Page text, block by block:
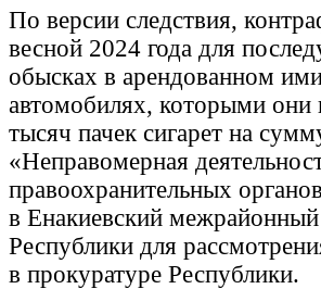
По версии следствия,
весной 2024 года для
обысках в арендованном
автомобилях, которыми они
тысяч пачек сигарет на
«Неправомерная
правоохранительных
в Енакиевский
Республики для
в прокуратуре Республики.